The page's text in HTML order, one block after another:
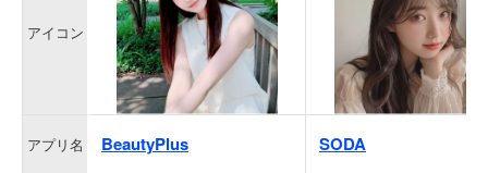
アイコン
アプリ名 BeautyPlus SODA